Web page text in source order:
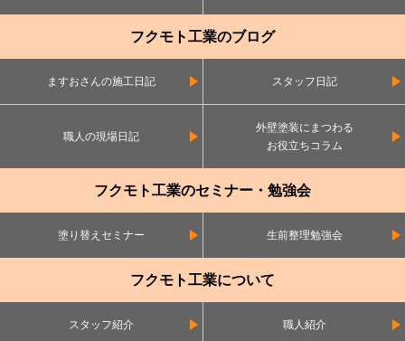
フクモト工業のブログ
ますおさんの施工日記 スタッフ日記
職人の現場日記
外壁塗装にまつわる
お役立ちコラム
フクモト工業のセミナー・勉強会
塗り替えセミナー 生前整理勉強会
フクモト工業について
スタッフ紹介 職人紹介